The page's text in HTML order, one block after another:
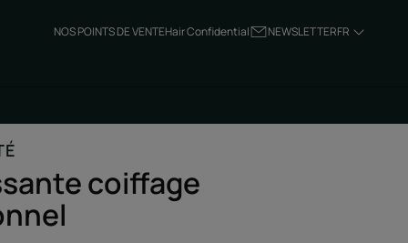
NOS POINTS DE VENTEHair Confidential NEWSLETTERFR
coiffage